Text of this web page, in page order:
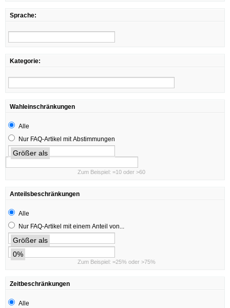
Sprache:
Kategorie:
Wahleinschränkungen
Alle
Nur FAQ-Artikel mit Abstimmungen
Größer als
Zum Beispiel: =10 oder >60
Anteilsbeschränkungen
Alle
Nur FAQ-Artikel mit einem Anteil von...
Größer als
0%
Zum Beispiel: =25% oder >75%
Zeitbeschränkungen
Alle